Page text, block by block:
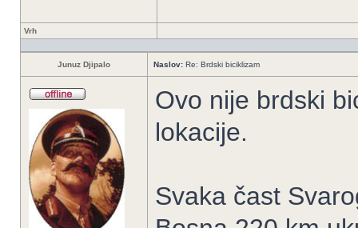
Vrh
Junuz Djipalo Naslov: Re: Brdski biciklizam
Ovo nije brdski
lokacije.
Svaka čast